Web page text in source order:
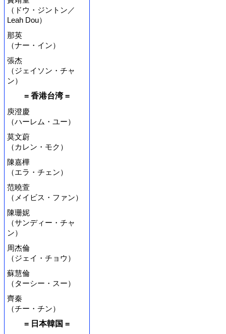
（ドウ・ジントン／
Leah Dou）
那英
（ナー・イン）
張杰
（ジェイソン・チャ
ン）
= 香港台湾 =
庾澄慶
（ハーレム・ユー）
莫文蔚
（カレン・モク）
陳嘉樺
（エラ・チェン）
范曉萱
（メイビス・ファン）
陳珊妮
（サンディー・チャ
ン）
周杰倫
（ジェイ・チョウ）
蘇慧倫
（ターシー・スー）
齊秦
（チー・チン）
= 日本韓国 =